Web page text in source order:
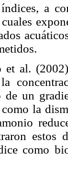
a
al.
un
como la
como